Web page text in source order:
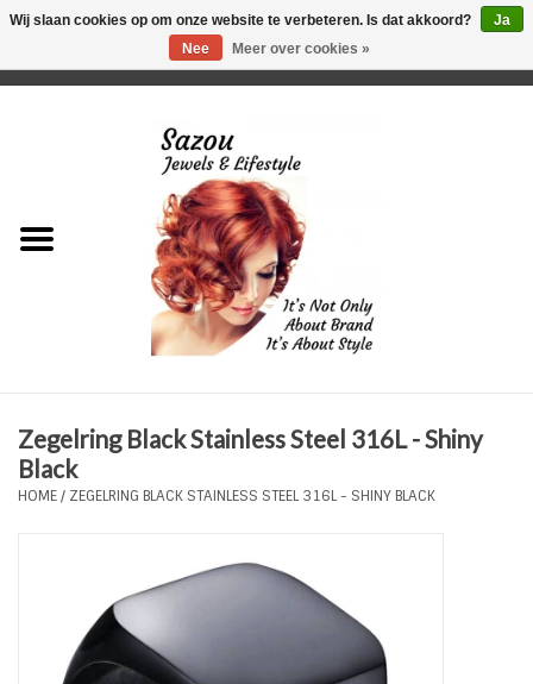
Just for Him
Plus Size Sieraden
Haaraccesoires
Zegelring Black Stainless Steel 316L - Shiny
Black
HOME/ ZEGELRING BLACK STAINLESS STEEL 316L - SHINY BLACK
Wij slaan cookies op om onze website te verbeteren. Is dat akkoord?
Ja
Nee
Meer over cookies »